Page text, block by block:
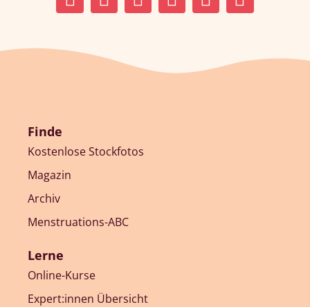
Finde
Kostenlose Stockfotos
Magazin
Archiv
Menstruations-ABC
Lerne
Online-Kurse
Expert:innen Übersicht